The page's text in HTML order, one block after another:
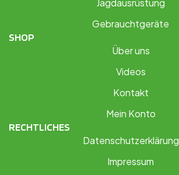
Gebrauchtgeräte
SHOP
Über uns
Videos
Kontakt
Mein Konto
RECHTLICHES
Datenschutzerklärung
Impressum